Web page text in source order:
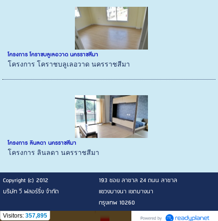
โครงการ โคราชบลูเลอวาด นครราชสีมา
โครงการ โคราชบลูเลอวาด นครราชสีมา
โครงการ ลินลดา นครราชสีมา
โครงการ ลินลดา นครราชสีมา
Copyright (c) 2012
193 ซอย ลาซาล 24 ถนน ลาซาล
บริษัท วี ฟลอร์ริ่ง จำกัด
แขวงบางนา เขตบางนา
กรุงเทพ 10260
Visitors: 357,895